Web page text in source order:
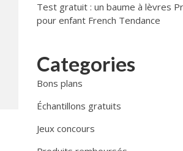
Test gratuit : un baume à lèvres
pour enfant French Tendance
Categories
Bons plans
Échantillons gratuits
Jeux concours